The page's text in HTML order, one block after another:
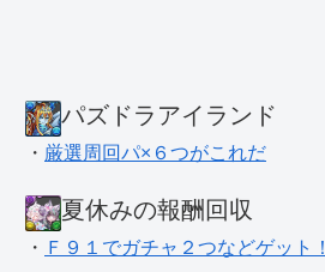
パズドラアイランド
・ 厳選周回パ×６つがこれだ
夏休みの報酬回収
・ Ｆ９１でガチャ２つなどゲット！